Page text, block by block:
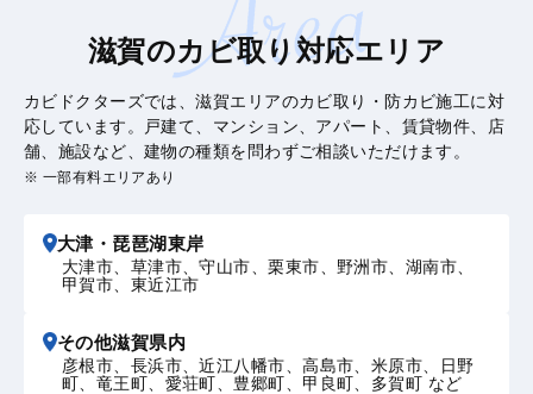
滋賀のカビ取り対応エリア
カビドクターズでは、滋賀エリアのカビ取り・防カビ施工に対
応しています。戸建て、マンション、アパート、賃貸物件、店
舗、施設など、建物の種類を問わずご相談いただけます。
※ 一部有料エリアあり
大津・琵琶湖東岸
大津市、草津市、守山市、栗東市、野洲市、湖南市、
甲賀市、東近江市
その他滋賀県内
彦根市、長浜市、近江八幡市、高島市、米原市、日野
町、竜王町、愛荘町、豊郷町、甲良町、多賀町 など